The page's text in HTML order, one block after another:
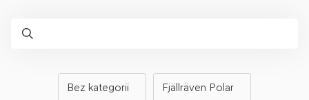
Bez kategorii Fjällräven Polar